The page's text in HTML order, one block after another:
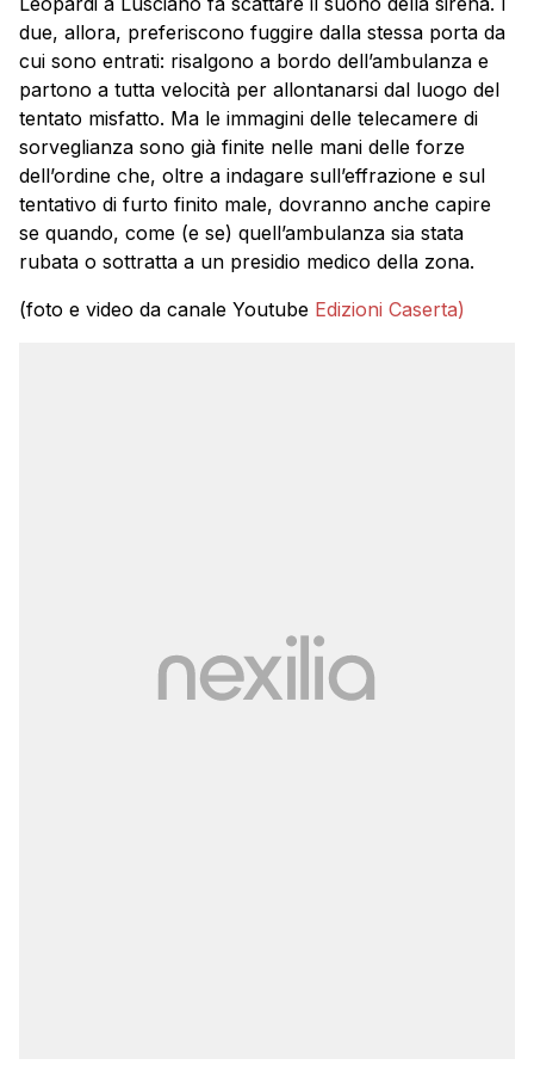
due, allora, preferiscono fuggire dalla stessa porta da
cui sono entrati: risalgono a bordo dell’ambulanza e
partono a tutta velocità per allontanarsi dal luogo del
tentato misfatto. Ma le immagini delle telecamere di
sorveglianza sono già finite nelle mani delle forze
dell’ordine che, oltre a indagare sull’effrazione e sul
tentativo di furto finito male, dovranno anche capire
se quando, come (e se) quell’ambulanza sia stata
rubata o sottratta a un presidio medico della zona.
(foto e video da canale Youtube Edizioni Caserta)